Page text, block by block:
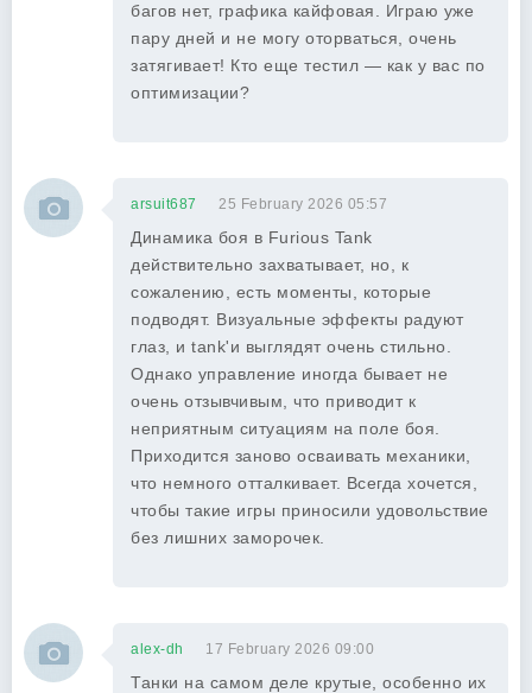
багов нет, графика кайфовая. Играю уже
пару дней и не могу оторваться, очень
затягивает! Кто еще тестил — как у вас по
оптимизации?
arsuit687 25 February 2026 05:57
Динамика боя в Furious Tank
действительно захватывает, но, к
сожалению, есть моменты, которые
подводят. Визуальные эффекты радуют
глаз, и tank'и выглядят очень стильно.
Однако управление иногда бывает не
очень отзывчивым, что приводит к
неприятным ситуациям на поле боя.
Приходится заново осваивать механики,
что немного отталкивает. Всегда хочется,
чтобы такие игры приносили удовольствие
без лишних заморочек.
alex-dh 17 February 2026 09:00
Танки на самом деле крутые, особенно их